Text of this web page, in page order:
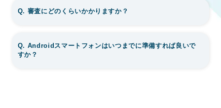
Q. 審査にどのくらいかかりますか？
Q. Androidスマートフォンはいつまでに準備すれば良いで
すか？